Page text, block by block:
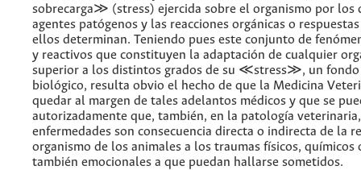
sobrecarga≫ (stress) ejercida sobre el organismo por los
agentes patógenos y las reacciones orgánicas o
ellos determinan. Teniendo pues este conjunto de
y reactivos que constituyen la adaptación de cualquier
superior a los distintos grados de su ≪stress≫, un fondo
biológico, resulta obvio el hecho de que la Medicina
quedar al margen de tales adelantos médicos y que se
autorizadamente que, también, en la patología
enfermedades son consecuencia directa o indirecta de la
organismo de los animales a los traumas físicos, químicos
también emocionales a que puedan hallarse sometidos.